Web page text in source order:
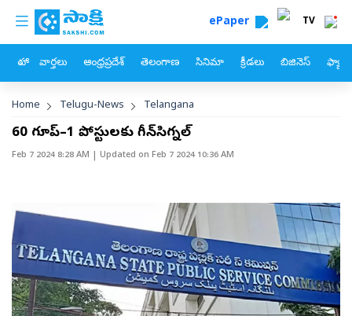
Skip to main content
custom menu ePaper TV
హోం వార్తలు ఆంధ్రప్రదేశ్ తెలంగాణ సినిమా క్రీడలు బిజినెస్
Breadcrumb
Home Telugu-News Telangana
60 గ్రూప్‌–1 పోస్టులకు గ్రీన్‌సిగ్నల్‌
Feb 7 2024 8:28 AM | Updated on Feb 7 2024 10:36 AM